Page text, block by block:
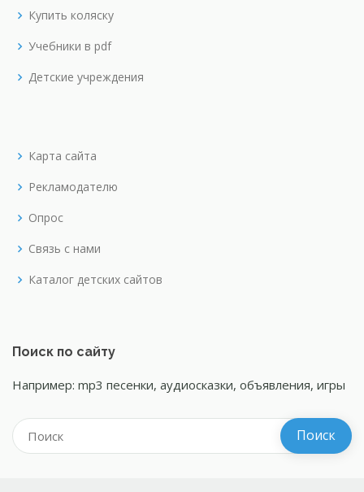
Купить коляску
Учебники в pdf
Детские учреждения
Карта сайта
Рекламодателю
Опрос
Связь с нами
Каталог детских сайтов
Поиск по сайту
Например: mp3 песенки, аудиосказки, объявления, игры